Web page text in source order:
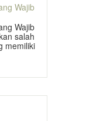
Wajib
Wajib
salah
memiliki